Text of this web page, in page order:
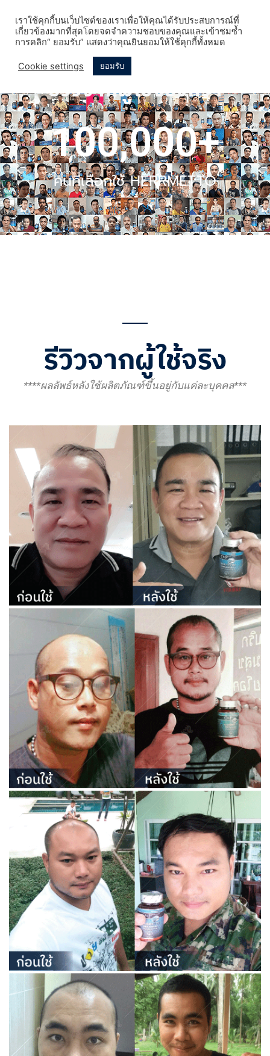
รีวิวจากผู้ใช้จริงกว่า
คนที่เลือกใช้ HERRMETTO
100,000+
รีวิวจากผู้ใช้จริง
****ผลลัพธ์หลังใช้ผลิตภัณฑ์ขึ้นอยู่กับแค่ละบุคคล***
เราใช้คุกกี้บนเว็บไซต์ของเราเพื่อให้คุณได้รับประสบการณ์ที่
เกี่ยวข้องมากที่สุดโดยจดจำความชอบของคุณและเข้าชมซ้ำ
การคลิก“ ยอมรับ” แสดงว่าคุณยินยอมให้ใช้คุกกี้ทั้งหมด
Cookie settings ยอมรับ